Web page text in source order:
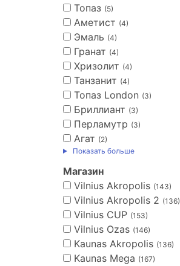
Топаз (5)
Аметист (4)
Эмаль (4)
Гранат (4)
Хризолит (4)
Танзанит (4)
Топаз London (3)
Бриллиант (3)
Перламутр (3)
Агат (2)
Показать больше
Магазин
Vilnius Akropolis (143)
Vilnius Akropolis 2 (136)
Vilnius CUP (153)
Vilnius Ozas (146)
Kaunas Akropolis (136)
Kaunas Mega (167)